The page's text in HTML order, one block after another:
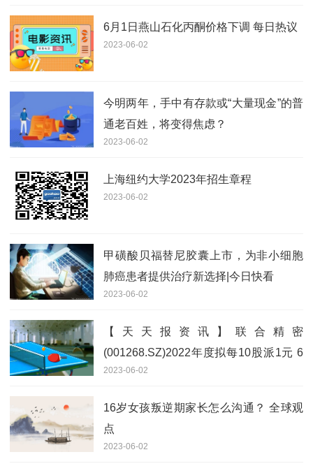
6月1日燕山石化丙酮价格下调 每日热议
2023-06-02
今明两年，手中有存款或“大量现金”的普
通老百姓，将变得焦虑？
2023-06-02
上海纽约大学2023年招生章程
2023-06-02
甲磺酸贝福替尼胶囊上市，为非小细胞
肺癌患者提供治疗新选择|今日快看
2023-06-02
【天天报资讯】联合精密
(001268.SZ)2022年度拟每10股派1元 6
月8日除权除息
2023-06-02
16岁女孩叛逆期家长怎么沟通？ 全球观
点
2023-06-02